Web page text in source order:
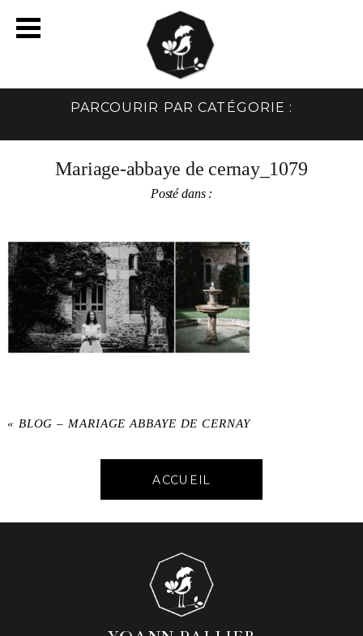
PARCOURIR PAR CATÉGORIE :
Mariage-abbaye de cernay_1079
Posté dans :
« BLOG – MARIAGE ABBAYE DE CERNAY
ACCUEIL